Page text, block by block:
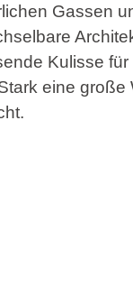
Gassen
Kulisse
eine große